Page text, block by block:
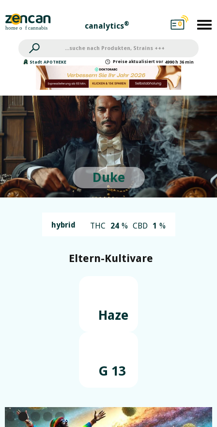
canalytics® 0
Stadt APOTHEKE Preise aktualisiert vor 4990 h 36 min
Duke
hybrid THC 24 % CBD 1 %
Eltern-Kultivare
Haze
G 13